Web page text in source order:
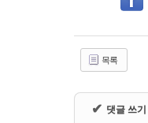
목록
✔ 댓글 쓰기